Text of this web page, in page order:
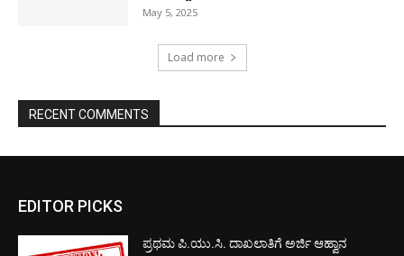
May 5, 2025
Load more
RECENT COMMENTS
EDITOR PICKS
ಪ್ರಥಮ ಪಿ.ಯು.ಸಿ. ದಾಖಲಾತಿಗೆ ಅರ್ಜಿ ಆಹ್ವಾನ